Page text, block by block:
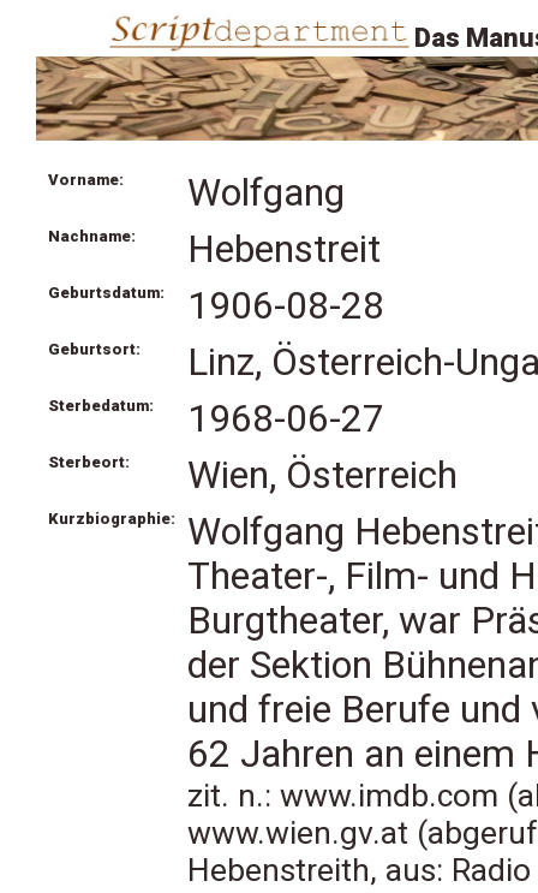
Das
Vorname: Wolfgang
Nachname: Hebenstreit
Geburtsdatum: 1906-08-28
Geburtsort: Linz, Österreich-
Sterbedatum: 1968-06-27
Sterbeort: Wien, Österreich
Kurzbiographie:
Wolfgang
Theater-, Film- und
Burgtheater, war
der Sektion
und freie Berufe
62 Jahren an einem
zit. n.: www.imdb.com
www.wien.gv.at
Hebenstreith, aus: